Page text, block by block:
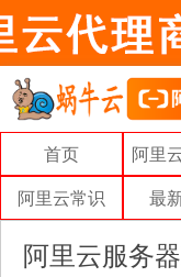
首页 阿里
阿里云常识 最
阿里云服务